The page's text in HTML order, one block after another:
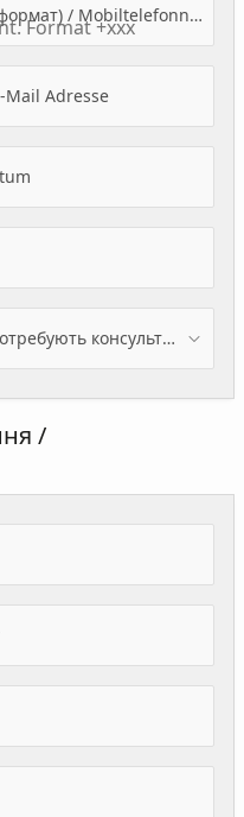
Міжнародний формат (Міжн. формат) / Mobiltelefonnummer
Mail Adresse(Value Required)
Скільки членів сім’ї крім Вас потребують консультації? / Wieviele Familienmitglieder brauchen Beratung - zusätzlich zu Ihnen?
/